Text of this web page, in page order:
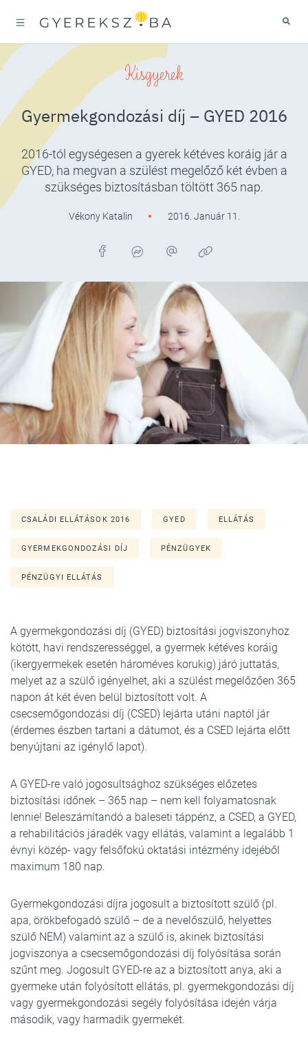
Kisgyerek
Gyermekgondozási díj – GYED 2016
2016-tól egységesen a gyerek kétéves koráig jár a
GYED, ha megvan a szülést megelőző két évben a
szükséges biztosításban töltött 365 nap.
Vékony Katalin 2016. Január 11.
CSALÁDI ELLÁTÁSOK 2016 GYED ELLÁTÁS
GYERMEKGONDOZÁSI DÍJ PÉNZÜGYEK
PÉNZÜGYI ELLÁTÁS
A gyermekgondozási díj (GYED) biztosítási jogviszonyhoz
kötött, havi rendszerességgel, a gyermek kétéves koráig
(ikergyermekek esetén hároméves korukig) járó juttatás,
melyet az a szülő igényelhet, aki a szülést megelőzően 365
napon át két éven belül biztosított volt. A
csecsemőgondozási díj (CSED) lejárta utáni naptól jár
(érdemes észben tartani a dátumot, és a CSED lejárta előtt
benyújtani az igénylő lapot).
A GYED-re való jogosultsághoz szükséges előzetes
biztosítási időnek – 365 nap – nem kell folyamatosnak
lennie! Beleszámítandó a baleseti táppénz, a CSED, a GYED,
a rehabilitációs járadék vagy ellátás, valamint a legalább 1
évnyi közép- vagy felsőfokú oktatási intézmény idejéből
maximum 180 nap.
Gyermekgondozási díjra jogosult a biztosított szülő (pl.
apa, örökbefogadó szülő – de a nevelőszülő, helyettes
szülő NEM) valamint az a szülő is, akinek biztosítási
jogviszonya a csecsemőgondozási díj folyósítása során
szűnt meg. Jogosult GYED-re az a biztosított anya, aki a
gyermeke után folyósított ellátás, pl. gyermekgondozási díj
vagy gyermekgondozási segély folyósítása idején várja
második, vagy harmadik gyermekét.